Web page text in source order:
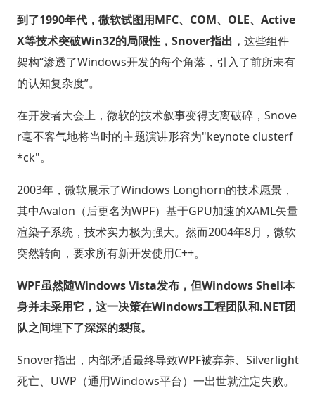
到了1990年代，微软试图用MFC、COM、OLE、Active
X等技术突破Win32的局限性，Snover指出， 这些组件
架构“渗透了Windows开发的每个角落，引入了前所未有
的认知复杂度”。
在开发者大会上，微软的技术叙事变得支离破碎，Snove
r毫不客气地将当时的主题演讲形容为"keynote clusterf
*ck"。
2003年，微软展示了Windows Longhorn的技术愿景，
其中Avalon（后更名为WPF）基于GPU加速的XAML矢量
渲染子系统，技术实力极为强大。然而2004年8月，微软
突然转向，要求所有新开发使用C++。
WPF虽然随Windows Vista发布，但Windows Shell本
身并未采用它，这一决策在Windows工程团队和.NET团
队之间埋下了深深的裂痕。
Snover指出，内部矛盾最终导致WPF被弃养、Silverlight
死亡、UWP（通用Windows平台）一出世就注定失败。